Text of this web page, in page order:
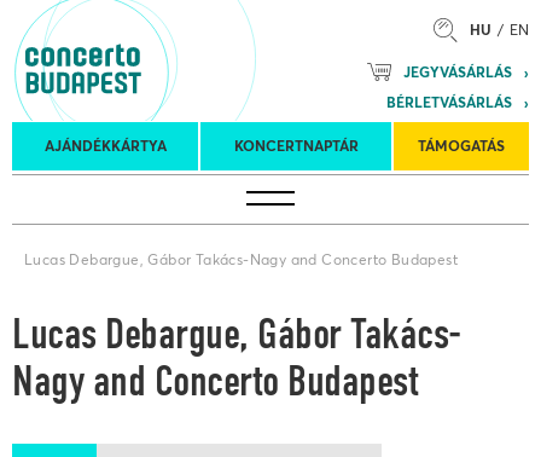
HU EN
JEGYVÁSÁRLÁS
BÉRLETVÁSÁRLÁS
AJÁNDÉKKÁRTYA KONCERTNAPTÁR TÁMOGATÁS
Koncertnaptár
turnék
Kulturális
Program
Felkéréses
koncertek
Lucas Debargue, Gábor Takács-Nagy and Concerto Budapest
Lucas Debargue, Gábor Takács-
Nagy and Concerto Budapest